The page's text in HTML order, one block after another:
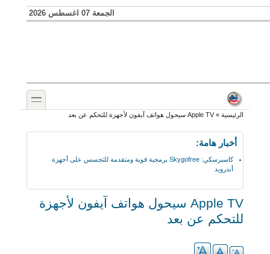
تجاوز إلى المحتوى الرئيسي
Skip to search
الجمعة 07 اغسطس 2026
toggle
أنت هنا
الرئيسية»Apple TV سيحول هواتف آيفون لأجهزة للتحكم عن بعد
أخبار هامة:
كاسبرسكي: Skygofree برمجية قوية ومتقدمة للتجسس على أجهزة
أندرويد
Apple TV سيحول هواتف آيفون لأجهزة
للتحكم عن بعد